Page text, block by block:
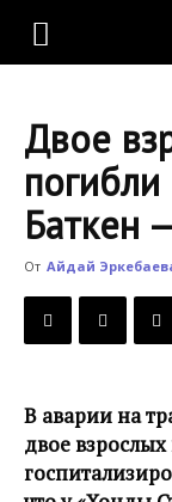
KLOOP.KG
Новости
Кыргызстана
Двое
Баткен
От Айдай
В аварии на
двое